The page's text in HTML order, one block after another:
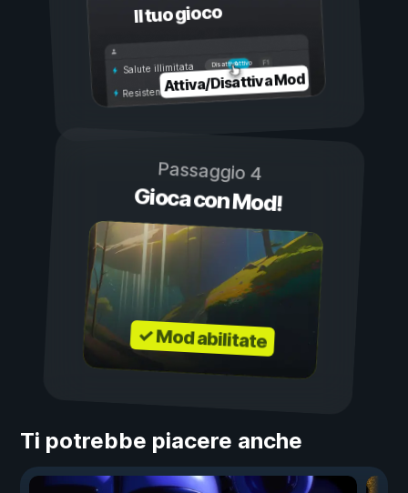
Il tuo gioco
Attivo
Disattivo
Salute illimitata
Resistenza illimitata
Attiva/Disattiva Mod
Passaggio 4
Gioca con Mod!
✓ Mod abilitate
Ti potrebbe piacere anche